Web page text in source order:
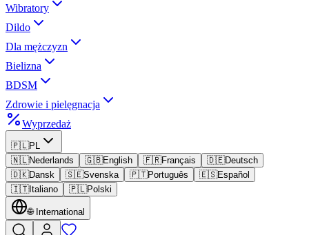
Wibratory
Dildo
Dla mężczyzn
Bielizna
BDSM
Zdrowie i pielęgnacja
Wyprzedaż
🇵🇱PL
🇳🇱Nederlands 🇬🇧English 🇫🇷Français 🇩🇪Deutsch
🇩🇰Dansk 🇸🇪Svenska 🇵🇹Português 🇪🇸Español
🇮🇹Italiano 🇵🇱Polski
🌐 International